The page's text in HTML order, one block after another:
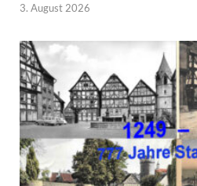
3. August 2026